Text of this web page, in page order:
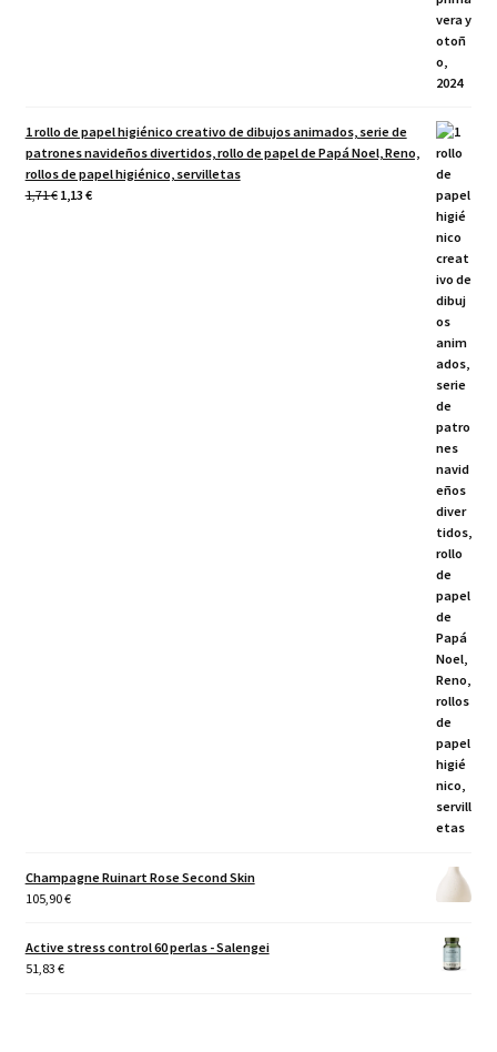
1 rollo de papel higiénico creativo de dibujos animados, serie de
patrones navideños divertidos, rollo de papel de Papá Noel, Reno,
rollos de papel higiénico, servilletas
1,71€ El
1,13 €El
Champagne Ruinart Rose Second Skin
105,90€
Active stress control 60 perlas - Salengei
51,83 €